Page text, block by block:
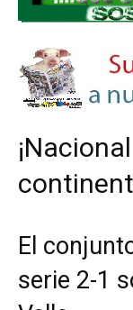
El
serie 2-1